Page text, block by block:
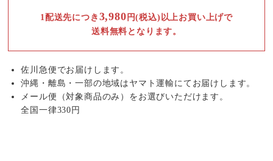
1配送先につき 3,980 円(税込)以上お買い上げで
送料無料となります。
佐川急便でお届けします。
沖縄・離島・一部の地域はヤマト運輸にてお届けします。
メール便（対象商品のみ）をお選びいただけます。
全国一律330円